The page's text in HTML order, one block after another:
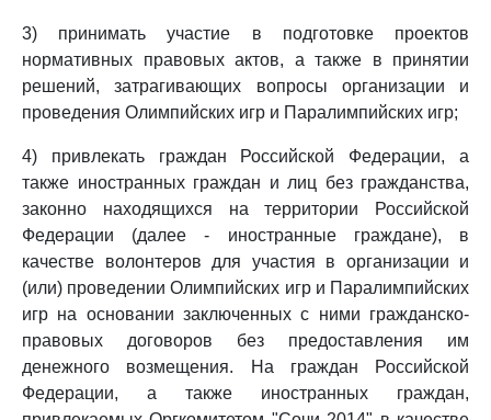
3) принимать участие в подготовке проектов
нормативных правовых актов, а также в принятии
решений, затрагивающих вопросы организации и
проведения Олимпийских игр и Паралимпийских игр;
4) привлекать граждан Российской Федерации, а
также иностранных граждан и лиц без гражданства,
законно находящихся на территории Российской
Федерации (далее - иностранные граждане), в
качестве волонтеров для участия в организации и
(или) проведении Олимпийских игр и Паралимпийских
игр на основании заключенных с ними гражданско-
правовых договоров без предоставления им
денежного возмещения. На граждан Российской
Федерации, а также иностранных граждан,